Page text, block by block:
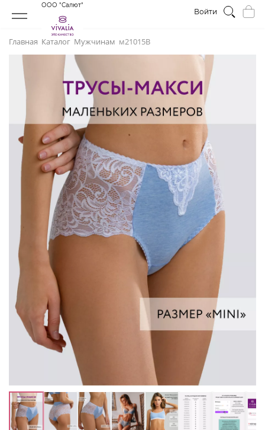
ООО "Салют"
Войти
Главная Каталог Мужчинам м21015В